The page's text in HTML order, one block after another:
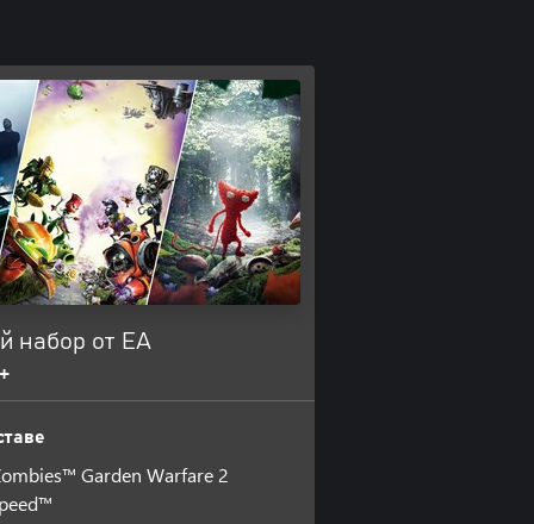
набор от EA
Garden Warfare 2